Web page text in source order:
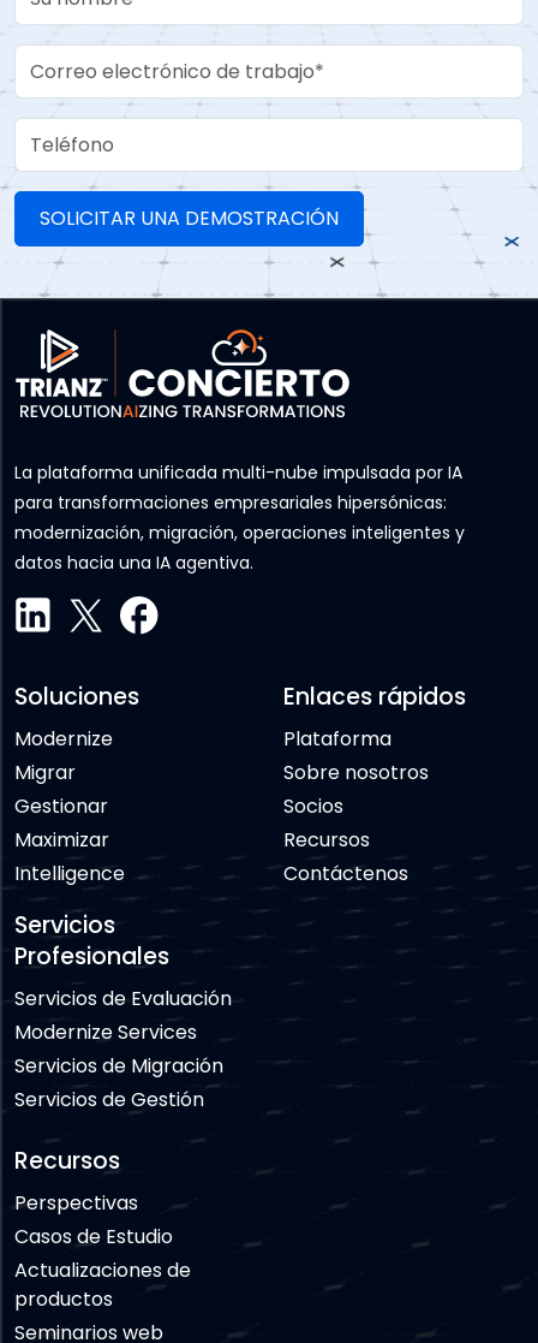
Work Email
Teléfono
La plataforma unificada multi-nube impulsada por IA
para transformaciones empresariales hipersónicas:
modernización, migración, operaciones inteligentes y
datos hacia una IA agentiva.
Soluciones
Modernize
Migrar
Gestionar
Maximizar
Intelligence
Servicios
Profesionales
Servicios de Evaluación
Modernize Services
Servicios de Migración
Servicios de Gestión
Enlaces rápidos
Plataforma
Sobre nosotros
Socios
Recursos
Contáctenos
Recursos
Perspectivas
Casos de Estudio
Actualizaciones de
productos
Seminarios web